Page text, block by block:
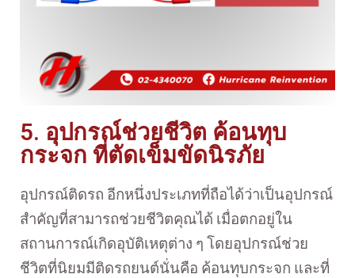
5. อุปกรณ์ช่วยชีวิต ค้อนทุบ
กระจก ที่ตัดเข็มขัดนิรภัย
อุปกรณ์ติดรถ อีกหนึ่งประเภทที่ถือได้ว่าเป็นอุปกรณ์
สำคัญที่สามารถช่วยชีวิตคุณได้ เมื่อตกอยู่ใน
สถานการณ์เกิดอุบัติเหตุต่าง ๆ โดยอุปกรณ์ช่วย
ชีวิตที่นิยมมีติดรถยนต์นั่นคือ ค้อนทุบกระจก และที่